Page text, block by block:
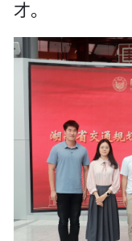
才。